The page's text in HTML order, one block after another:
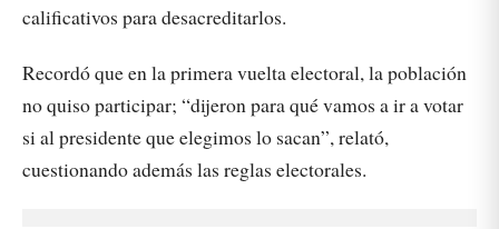
calificativos para desacreditarlos.
Recordó que en la primera vuelta electoral, la población
no quiso participar; “dijeron para qué vamos a ir a votar
si al presidente que elegimos lo sacan”, relató,
cuestionando además las reglas electorales.